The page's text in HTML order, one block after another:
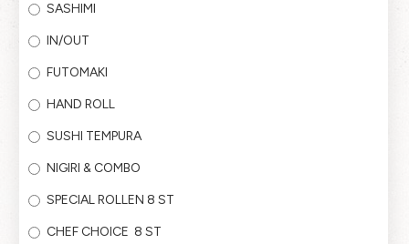
SASHIMI
IN/OUT
FUTOMAKI
HAND ROLL
SUSHI TEMPURA
NIGIRI & COMBO
SPECIAL ROLLEN 8 ST
CHEF CHOICE 8 ST